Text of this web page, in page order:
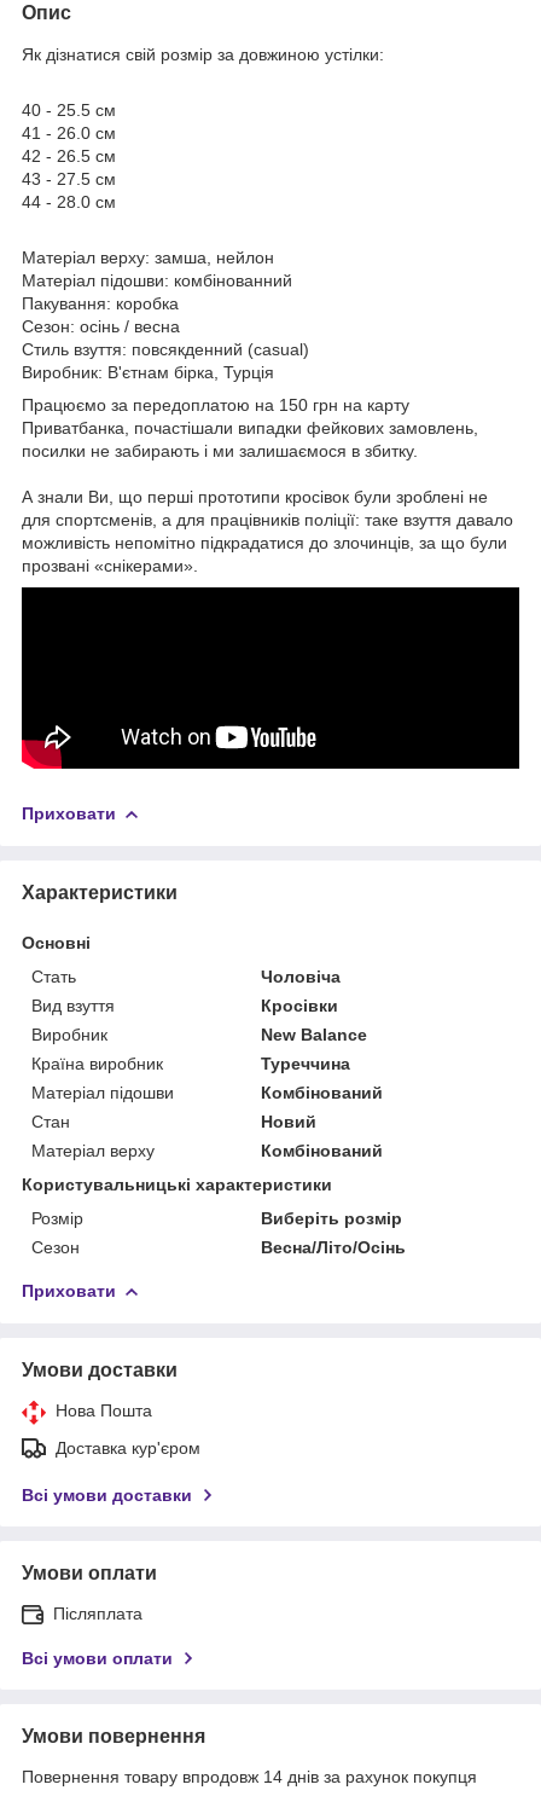
Опис
Як дізнатися свій розмір за довжиною устілки:
40 - 25.5 см
41 - 26.0 см
42 - 26.5 см
43 - 27.5 см
44 - 28.0 см
Матеріал верху: замша, нейлон
Матеріал підошви: комбінованний
Пакування: коробка
Сезон: осінь / весна
Стиль взуття: повсякденний (casual)
Виробник: В'єтнам бірка, Турція
Працюємо за передоплатою на 150 грн на карту
Приватбанка, почастішали випадки фейкових замовлень,
посилки не забирають і ми залишаємося в збитку.
А знали Ви, що перші прототипи кросівок були зроблені не
для спортсменів, а для працівників поліції: таке взуття давало
можливість непомітно підкрадатися до злочинців, за що були
прозвані «снікерами».
Приховати
Характеристики
Основні
Стать
Чоловіча
Вид взуття
Кросівки
Виробник
New Balance
Країна виробник
Туреччина
Матеріал підошви
Комбінований
Стан
Новий
Матеріал верху
Комбінований
Користувальницькі характеристики
Розмір
Виберіть розмір
Сезон
Весна/Літо/Осінь
Приховати
Умови доставки
Нова Пошта
Доставка кур'єром
Всі умови доставки
Умови оплати
Післяплата
Всі умови оплати
Умови повернення
Повернення товару впродовж 14 днів за рахунок покупця